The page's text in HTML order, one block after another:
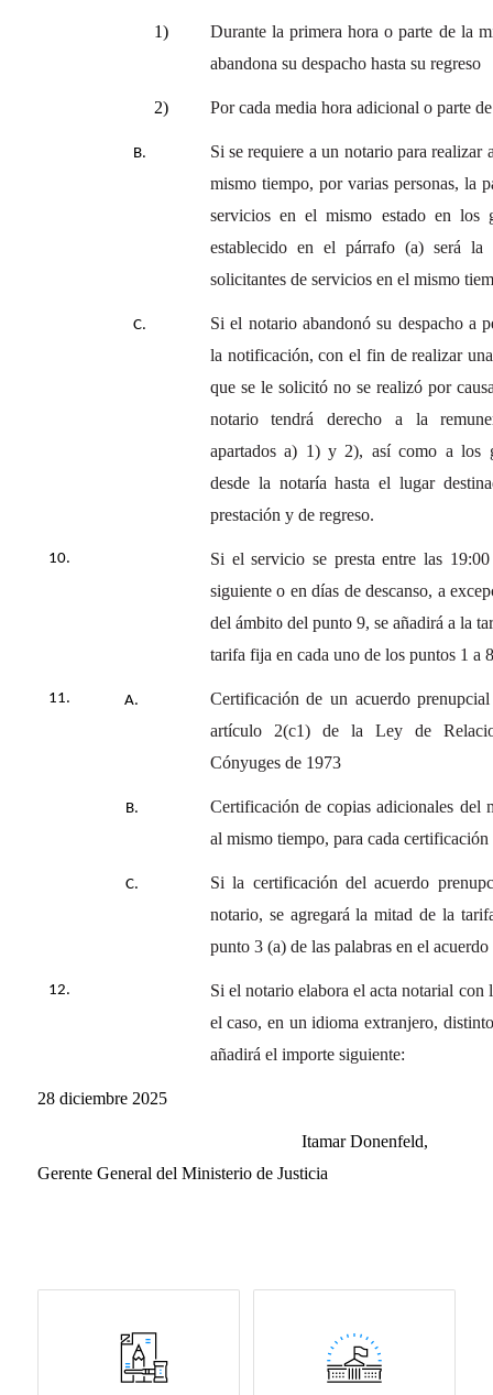
1)
Durante la primera hora o parte de la
abandona su despacho hasta su regreso
2) Por cada media hora adicional o parte
Si se requiere a un notario para realizar
mismo tiempo, por varias personas, la
servicios en el mismo estado en los
establecido en el párrafo (a) será
solicitantes de servicios en el mismo
Si el notario abandonó su despacho a
la notificación, con el fin de realizar
que se le solicitó no se realizó por
notario tendrá derecho a la
apartados a) 1) y 2), así como a los
desde la notaría hasta el lugar
prestación y de regreso.
Si el servicio se presta entre las
siguiente o en días de descanso, a
del ámbito del punto 9, se añadirá a la
tarifa fija en cada uno de los puntos 1 a
Certificación de un acuerdo
artículo 2(c1) de la Ley de
Cónyuges de 1973
Certificación de copias adicionales del
al mismo tiempo, para cada
Si la certificación del acuerdo
notario, se agregará la mitad de la
punto 3 (a) de las palabras en el
Si el notario elabora el acta notarial con
el caso, en un idioma extranjero,
añadirá el importe siguiente:
28 diciembre 2025
Itamar Donenfeld,
Gerente General del Ministerio de Justicia